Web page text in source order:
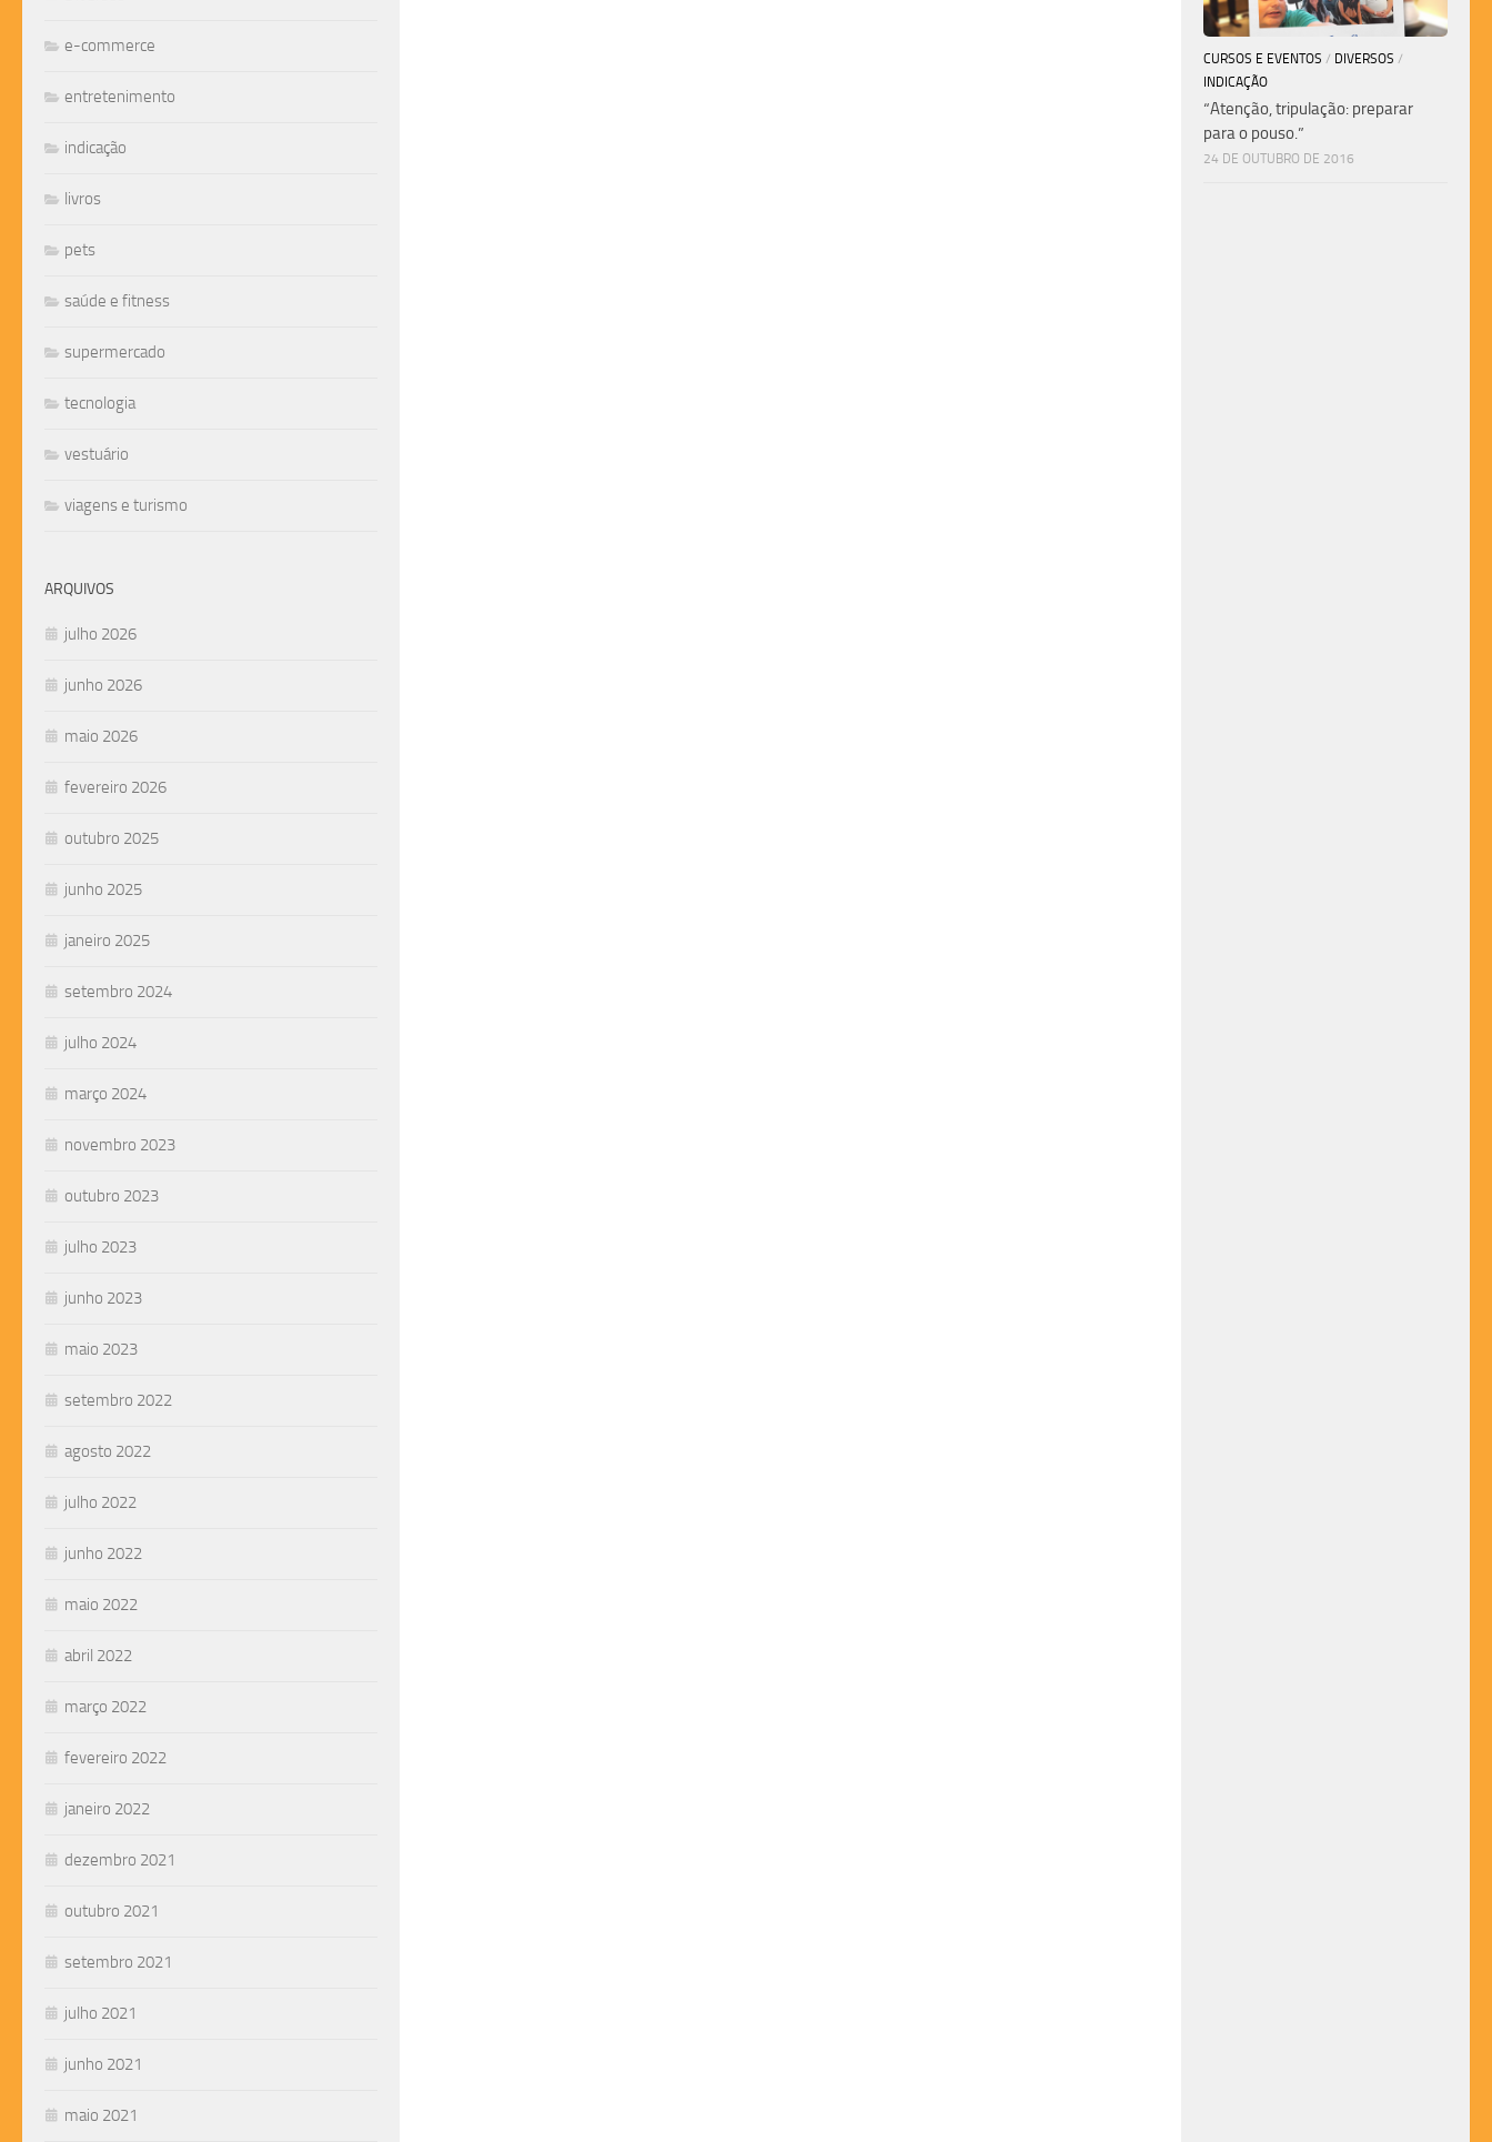
e-commerce
entretenimento
indicação
livros
pets
saúde e fitness
supermercado
tecnologia
vestuário
viagens e turismo
ARQUIVOS
julho 2026
junho 2026
maio 2026
fevereiro 2026
outubro 2025
junho 2025
janeiro 2025
setembro 2024
julho 2024
março 2024
novembro 2023
outubro 2023
julho 2023
junho 2023
maio 2023
setembro 2022
agosto 2022
julho 2022
junho 2022
maio 2022
abril 2022
março 2022
fevereiro 2022
janeiro 2022
dezembro 2021
outubro 2021
setembro 2021
julho 2021
junho 2021
maio 2021
CURSOS E EVENTOS / DIVERSOS /
INDICAÇÃO
“Atenção, tripulação: preparar
para o pouso.”
24 DE OUTUBRO DE 2016